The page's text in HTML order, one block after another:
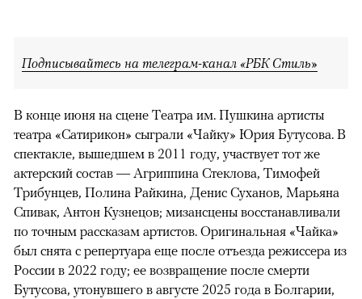
Подписывайтесь на телеграм-канал «РБК Стиль»
В конце июня на сцене Театра им. Пушкина артисты
театра «Сатирикон» сыграли «Чайку» Юрия Бутусова. В
спектакле, вышедшем в 2011 году, участвует тот же
актерский состав — Агриппина Стеклова, Тимофей
Трибунцев, Полина Райкина, Денис Суханов, Марьяна
Спивак, Антон Кузнецов; мизансцены восстанавливали
по точным рассказам артистов. Оригинальная «Чайка»
был снята с репертуара еще после отъезда режиссера из
России в 2022 году; ее возвращение после смерти
Бутусова, утонувшего в августе 2025 года в Болгарии,